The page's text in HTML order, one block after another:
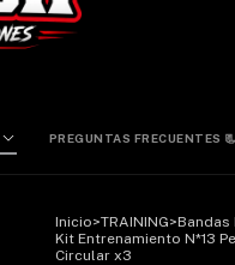
PREGUNTAS FRECUENTES 📃
Inicio>TRAINING>Bandas
Kit Entrenamiento N*13
Circular x3